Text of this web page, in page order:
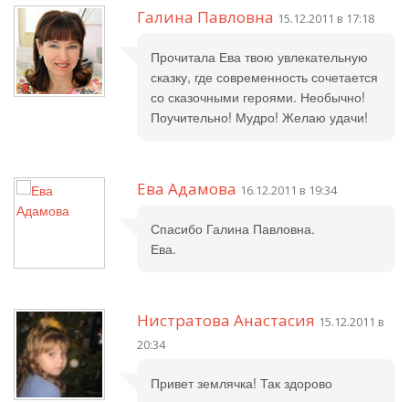
Галина Павловна 15.12.2011 в 17:18
Прочитала Ева твою увлекательную
сказку, где современность сочетается
со сказочными героями. Необычно!
Поучительно! Мудро! Желаю удачи!
Ева Адамова 16.12.2011 в 19:34
Спасибо Галина Павловна.
Ева.
Нистратова Анастасия 15.12.2011 в
20:34
Привет землячка! Так здорово